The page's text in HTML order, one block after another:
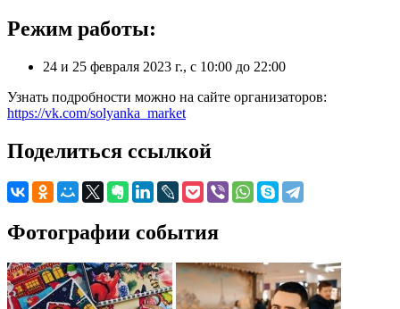
Режим работы:
24 и 25 февраля 2023 г., с 10:00 до 22:00
Узнать подробности можно на сайте организаторов:
https://vk.com/solyanka_market
Поделиться ссылкой
Фотографии события